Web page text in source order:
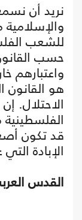
نريد أن
للشعب
حسب
واعتبارهم
هو القانون
الاحتلال.
الإبادة
القدس